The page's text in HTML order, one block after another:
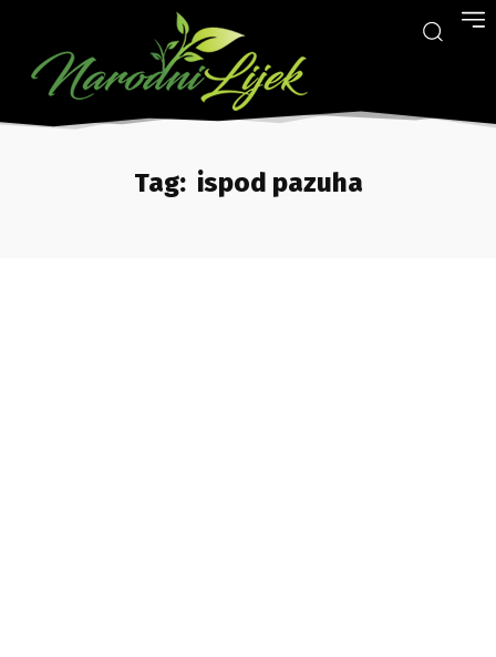
Tag: ispod pazuha